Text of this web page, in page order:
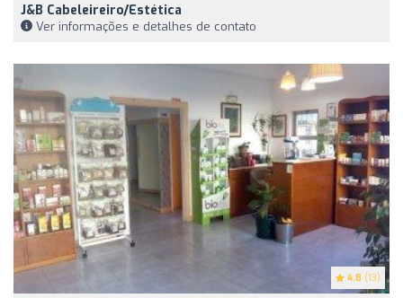
J&B Cabeleireiro/Estética
Ver informações e detalhes de contato
4.8 (13)